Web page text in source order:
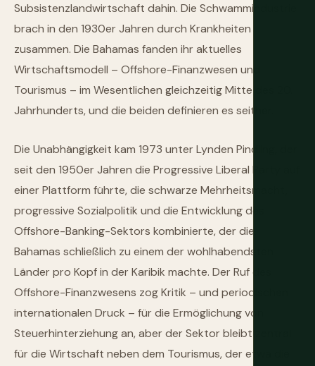
Subsistenzlandwirtschaft dahin. Die Schwammindustrie
brach in den 1930er Jahren durch Krankheiten
zusammen. Die Bahamas fanden ihr aktuelles
Wirtschaftsmodell – Offshore-Finanzwesen und
Tourismus – im Wesentlichen gleichzeitig Mitte des 20.
Jahrhunderts, und die beiden definieren es seither.
Die Unabhängigkeit kam 1973 unter Lynden Pindling, der
seit den 1950er Jahren die Progressive Liberal Party auf
einer Plattform führte, die schwarze Mehrheitsmacht,
progressive Sozialpolitik und die Entwicklung des
Offshore-Banking-Sektors kombinierte, der die
Bahamas schließlich zu einem der wohlhabendsten
Länder pro Kopf in der Karibik machte. Der Ruf des
Offshore-Finanzwesens zog Kritik – und periodischen
internationalen Druck – für die Ermöglichung von
Steuerhinterziehung an, aber der Sektor bleibt zentral
für die Wirtschaft neben dem Tourismus, der etwa die